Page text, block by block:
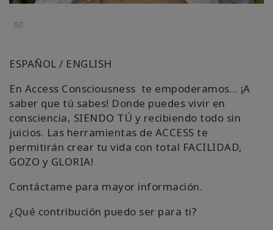
Açın
İLETIŞIM
ARA
Email
ESPAÑOL / ENGLISH
En Access Consciousness te empoderamos... ¡A
saber que tú sabes! Donde puedes vivir en
consciencia, SIENDO TÚ y recibiendo todo sin
juicios. Las herramientas de ACCESS te
permitirán crear tu vida con total FACILIDAD,
GOZO y GLORIA!
Contáctame para mayor información.
¿Qué contribución puedo ser para ti?